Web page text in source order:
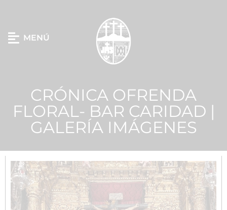
MENÚ
CRÓNICA OFRENDA
FLORAL- BAR CARIDAD |
GALERÍA IMÁGENES